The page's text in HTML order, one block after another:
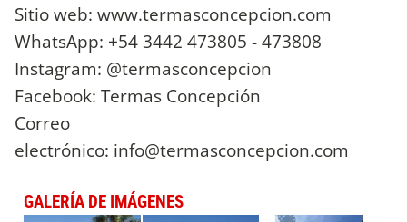
Sitio web: www.termasconcepcion.com
WhatsApp: +54 3442 473805 - 473808
Instagram: @termasconcepcion
Facebook: Termas Concepción
Correo
electrónico: info@termasconcepcion.com
GALERÍA DE IMÁGENES